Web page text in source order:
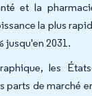
et la
la plus
jusqu'en 2031.
les
parts de marché